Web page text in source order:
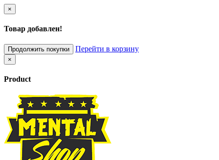
×
Товар добавлен!
Продолжить покупки Перейти в корзину
×
Product